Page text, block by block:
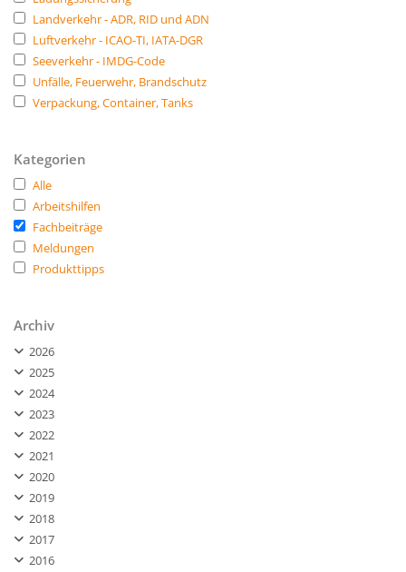
Landverkehr - ADR, RID und ADN
Luftverkehr - ICAO-TI, IATA-DGR
Seeverkehr - IMDG-Code
Unfälle, Feuerwehr, Brandschutz
Verpackung, Container, Tanks
Kategorien
Alle
Arbeitshilfen
Fachbeiträge
Meldungen
Produkttipps
Archiv
2026
2025
2024
2023
2022
2021
2020
2019
2018
2017
2016